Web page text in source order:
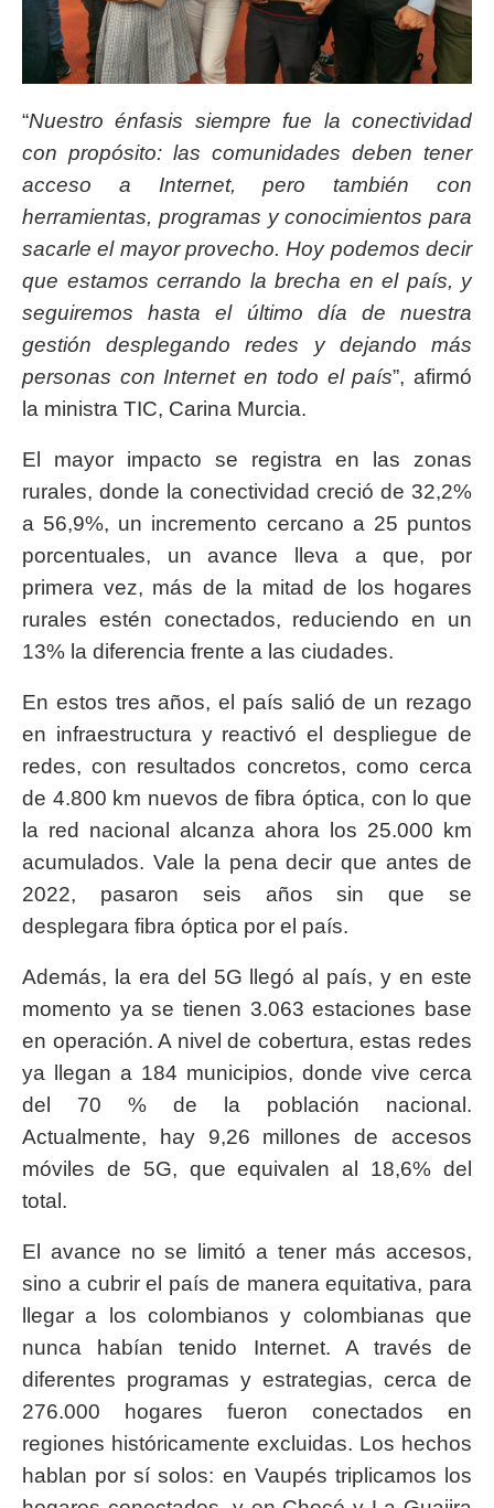
“Nuestro énfasis siempre fue la conectividad
con propósito: las comunidades deben tener
acceso a Internet, pero también con
herramientas, programas y conocimientos para
sacarle el mayor provecho. Hoy podemos decir
que estamos cerrando la brecha en el país, y
seguiremos hasta el último día de nuestra
gestión desplegando redes y dejando más
personas con Internet en todo el país”, afirmó
la ministra TIC, Carina Murcia.
El mayor impacto se registra en las zonas
rurales, donde la conectividad creció de 32,2%
a 56,9%, un incremento cercano a 25 puntos
porcentuales, un avance lleva a que, por
primera vez, más de la mitad de los hogares
rurales estén conectados, reduciendo en un
13% la diferencia frente a las ciudades.
En estos tres años, el país salió de un rezago
en infraestructura y reactivó el despliegue de
redes, con resultados concretos, como cerca
de 4.800 km nuevos de fibra óptica, con lo que
la red nacional alcanza ahora los 25.000 km
acumulados. Vale la pena decir que antes de
2022, pasaron seis años sin que se
desplegara fibra óptica por el país.
Además, la era del 5G llegó al país, y en este
momento ya se tienen 3.063 estaciones base
en operación. A nivel de cobertura, estas redes
ya llegan a 184 municipios, donde vive cerca
del 70 % de la población nacional.
Actualmente, hay 9,26 millones de accesos
móviles de 5G, que equivalen al 18,6% del
total.
El avance no se limitó a tener más accesos,
sino a cubrir el país de manera equitativa, para
llegar a los colombianos y colombianas que
nunca habían tenido Internet. A través de
diferentes programas y estrategias, cerca de
276.000 hogares fueron conectados en
regiones históricamente excluidas. Los hechos
hablan por sí solos: en Vaupés triplicamos los